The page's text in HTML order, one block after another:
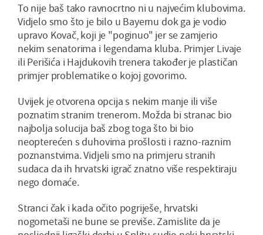
To nije baš tako ravnocrtno ni u najvećim klubovima.
Vidjelo smo što je bilo u Bayernu dok ga je vodio
upravo Kovač, koji je "poginuo" jer se zamjerio
nekim senatorima i legendama kluba. Primjer Livaje
ili Perišića i Hajdukovih trenera također je plastičan
primjer problematike o kojoj govorimo.
Uvijek je otvorena opcija s nekim manje ili više
poznatim stranim trenerom. Možda bi stranac bio
najbolja solucija baš zbog toga što bi bio
neopterećen s duhovima prošlosti i razno-raznim
poznanstvima. Vidjeli smo na primjeru stranih
sudaca da ih hrvatski igrač znatno više respektiraju
nego domaće.
Stranci čak i kada očito pogriješe, hrvatski
nogometaši ne bune se previše. Zamislite da je